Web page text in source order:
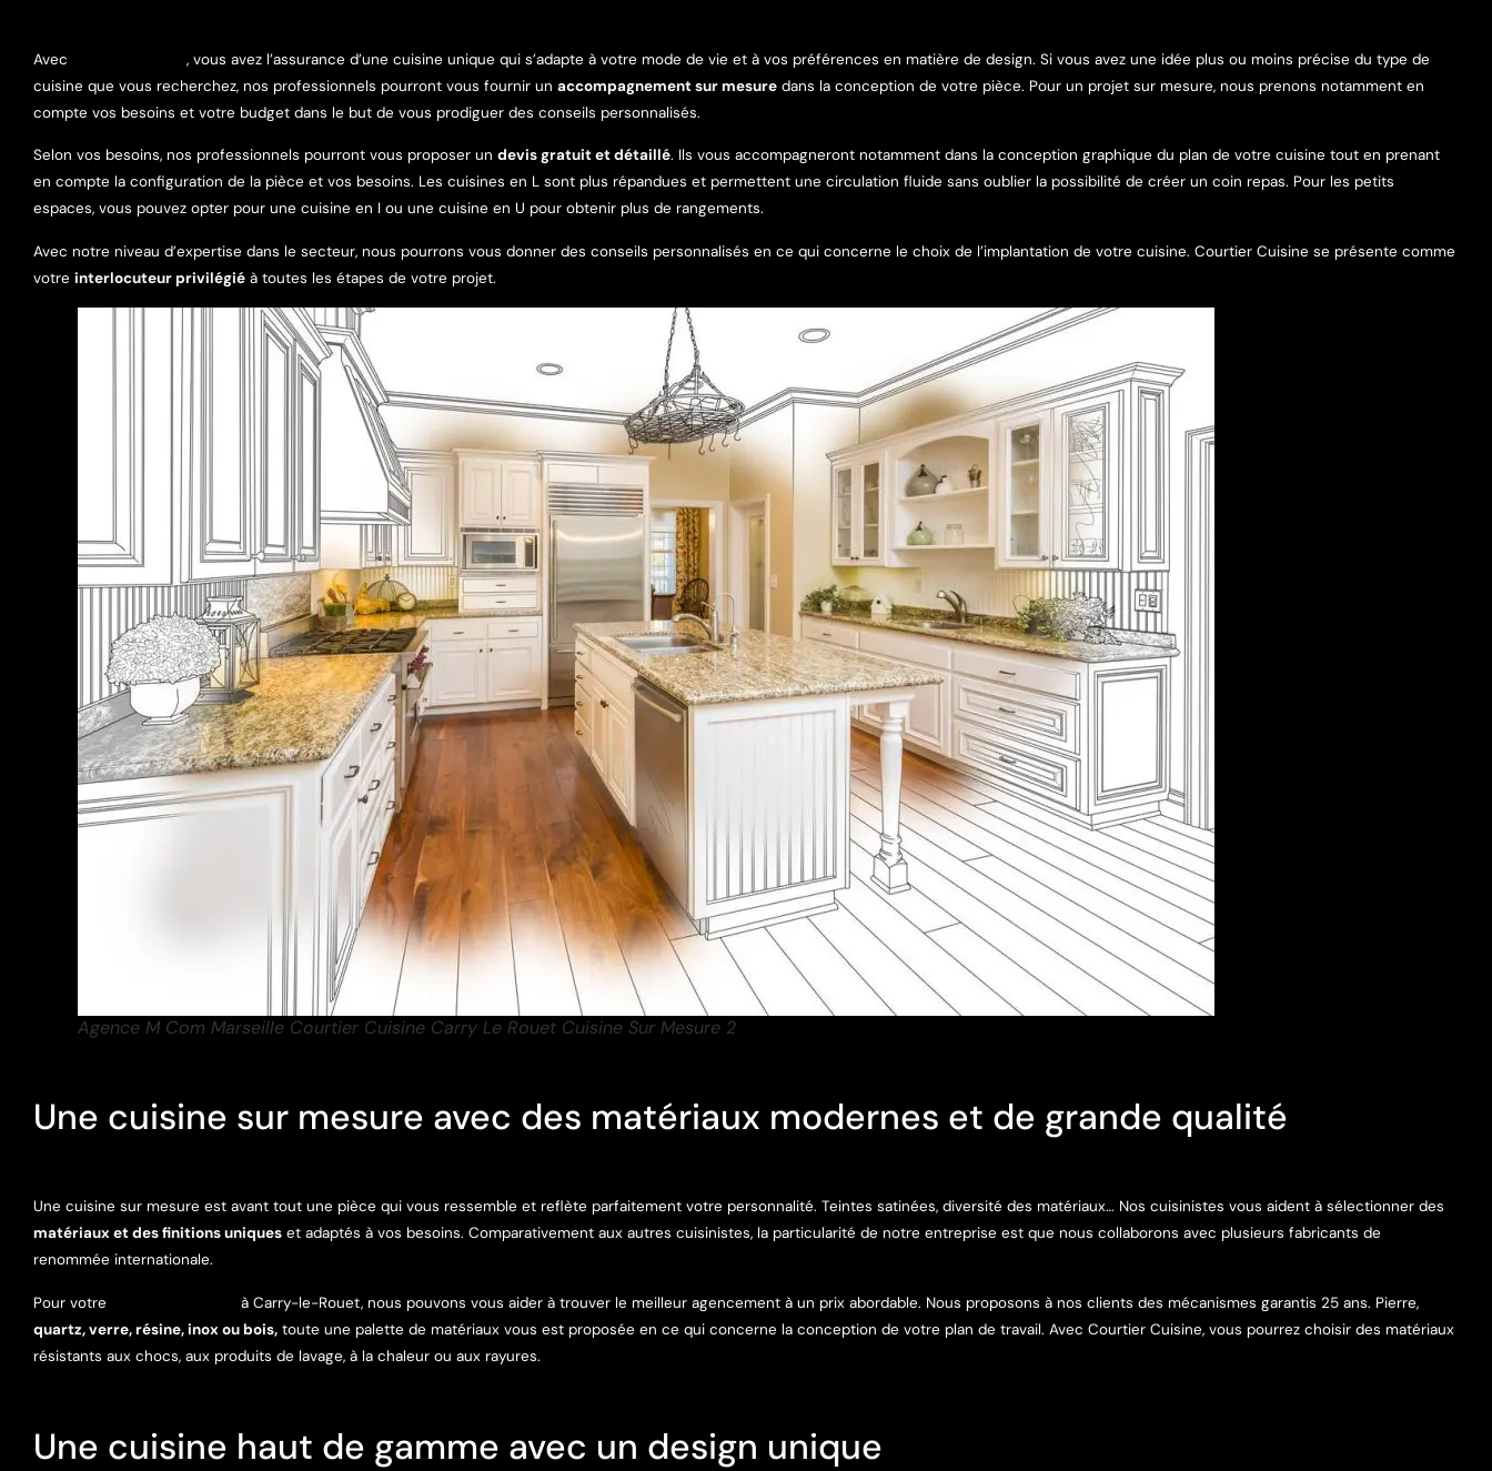
Avec
, vous avez l’assurance d’une cuisine unique qui s’adapte à votre mode de vie et à vos préférences en matière de design. Si vous avez une idée plus ou moins précise du type de
cuisine que vous recherchez, nos professionnels pourront vous fournir un accompagnement sur mesure dans la conception de votre pièce. Pour un projet sur mesure, nous prenons notamment en
compte vos besoins et votre budget dans le but de vous prodiguer des conseils personnalisés.
Selon vos besoins, nos professionnels pourront vous proposer un devis gratuit et détaillé. Ils vous accompagneront notamment dans la conception graphique du plan de votre cuisine tout en prenant
en compte la configuration de la pièce et vos besoins. Les cuisines en L sont plus répandues et permettent une circulation fluide sans oublier la possibilité de créer un coin repas. Pour les petits
espaces, vous pouvez opter pour une cuisine en I ou une cuisine en U pour obtenir plus de rangements.
Avec notre niveau d’expertise dans le secteur, nous pourrons vous donner des conseils personnalisés en ce qui concerne le choix de l’implantation de votre cuisine. Courtier Cuisine se présente comme
votre interlocuteur privilégié à toutes les étapes de votre projet.
Agence M Com Marseille Courtier Cuisine Carry Le Rouet Cuisine Sur Mesure 2
Une cuisine sur mesure avec des matériaux modernes et de grande qualité
Une cuisine sur mesure est avant tout une pièce qui vous ressemble et reflète parfaitement votre personnalité. Teintes satinées, diversité des matériaux… Nos cuisinistes vous aident à sélectionner des
matériaux et des finitions uniques et adaptés à vos besoins. Comparativement aux autres cuisinistes, la particularité de notre entreprise est que nous collaborons avec plusieurs fabricants de
renommée internationale.
Pour votre
à Carry-le-Rouet, nous pouvons vous aider à trouver le meilleur agencement à un prix abordable. Nous proposons à nos clients des mécanismes garantis 25 ans. Pierre,
quartz, verre, résine, inox ou bois, toute une palette de matériaux vous est proposée en ce qui concerne la conception de votre plan de travail. Avec Courtier Cuisine, vous pourrez choisir des matériaux
résistants aux chocs, aux produits de lavage, à la chaleur ou aux rayures.
Une cuisine haut de gamme avec un design unique